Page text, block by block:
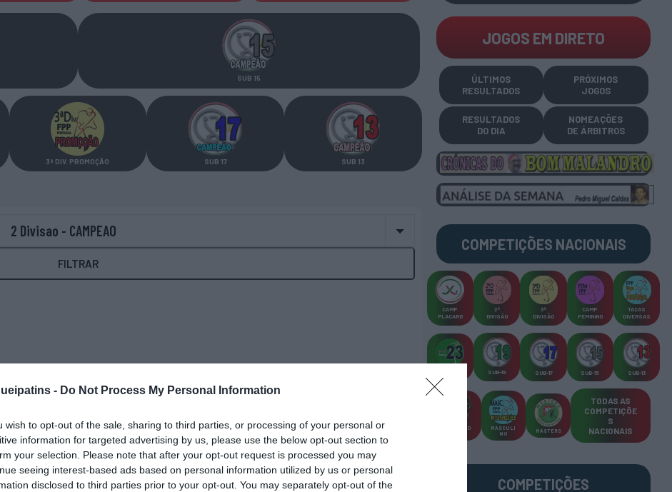
- Do Not Process My Personal Information
wish to opt-out of the sale, sharing to third parties, or processing of your personal or
information for targeted advertising by us, please use the below opt-out section to
your selection. Please note that after your opt-out request is processed you may
seeing interest-based ads based on personal information utilized by us or personal
disclosed to third parties prior to your opt-out. You may separately opt-out of the
SUB 15
3ª DIV. PROMOÇÃO SUB 17 SUB 13
2 Divisao - CAMPEAO
FILTRAR
JOGOS EM DIRETO
ÚLTIMOS
RESULTADOS
PRÓXIMOS
JOGOS
RESULTADOS
DO DIA
NOMEAÇÕES
DE ÁRBITROS
COMPETIÇÕES NACIONAIS
CAMP.
PLACARD
2ª
DIVISÃO
3ª
DIVISÃO
CAMP.
FEMININO
TAÇAS
DIVERSAS
SUB-19 SUB-17 SUB-15 SUB-13
TORNEIO
MASCULI
NO
MASTERS
TODAS AS
COMPETIÇÕE
S
NACIONAIS
COMPETIÇÕES